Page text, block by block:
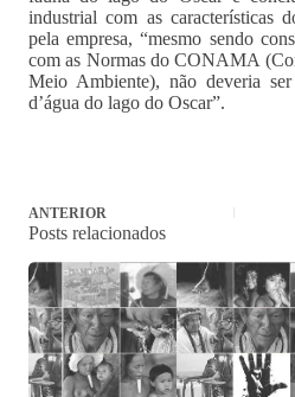
industrial com as características
pela empresa, “mesmo sendo
com as Normas do CONAMA
Meio Ambiente), não deveria
d’água do lago do Oscar”.
ANTERIOR
Posts relacionados